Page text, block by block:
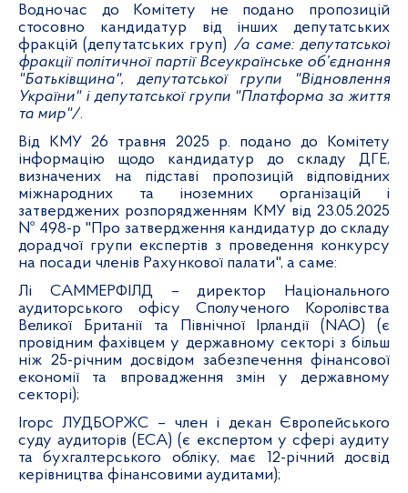
Водночас до Комітету не подано пропозицій
стосовно кандидатур від інших депутатських
фракцій (депутатських груп) /а саме: депутатської
фракції політичної партії Всеукраїнське об’єднання
"Батьківщина", депутатської групи "Відновлення
України" і депутатської групи "Платформа за життя
та мир"/.
Від КМУ 26 травня 2025 р. подано до Комітету
інформацію щодо кандидатур до складу ДГЕ,
визначених на підставі пропозицій відповідних
міжнародних та іноземних організацій і
затверджених розпорядженням КМУ від 23.05.2025
№ 498-р "Про затвердження кандидатур до складу
дорадчої групи експертів з проведення конкурсу
на посади членів Рахункової палати", а саме:
Лі САММЕРФІЛД – директор Національного
аудиторського офісу Сполученого Королівства
Великої Британії та Північної Ірландії (NAO) (є
провідним фахівцем у державному секторі з більш
ніж 25-річним досвідом забезпечення фінансової
економії та впровадження змін у державному
секторі);
Ігорс ЛУДБОРЖС – член і декан Європейського
суду аудиторів (ECA) (є експертом у сфері аудиту
та бухгалтерського обліку, має 12-річний досвід
керівництва фінансовими аудитами);